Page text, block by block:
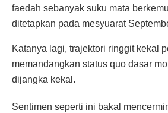
faedah sebanyak suku mata
ditetapkan pada mesyuarat
Katanya lagi, trajektori ringgit kekal
memandangkan status quo dasar
dijangka kekal.
Sentimen seperti ini bakal